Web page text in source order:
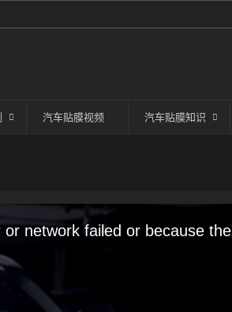
汽车贴膜视频 汽车贴膜知识
network failed or because the